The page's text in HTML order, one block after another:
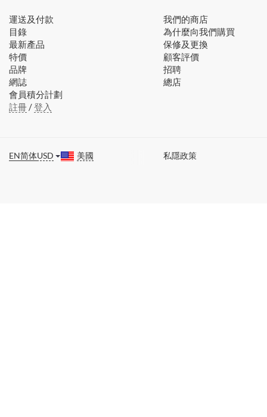
運送及付款
目錄
最新產品
特價
品牌
網誌
會員積分計劃
註冊/登入
我們的商店
為什麼向我們購買
保修及更換
顧客評價
招聘
總店
EN简体USD 美國 私隱政策